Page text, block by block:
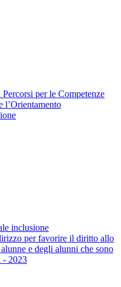
per le Competenze
l’Orientamento
inclusione
per favorire il diritto allo
e degli alunni che sono
- 2023